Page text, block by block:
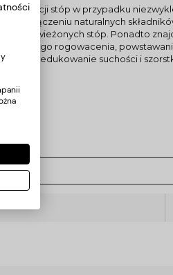
stóp w przypadku
połączeniu naturalnych
i odświeżonych stóp. Ponadto
rogowacenia,
zredukowanie suchości i